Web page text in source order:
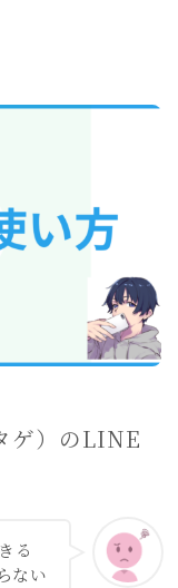
ゲ）のLINE
る
ない